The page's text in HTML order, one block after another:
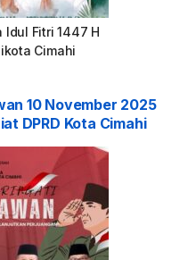
Idul Fitri 1447 H
Cimahi
10 November 2025
DPRD Kota Cimahi